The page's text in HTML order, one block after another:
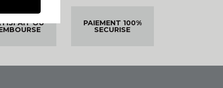
OU PAIEMENT 100%
SECURISE